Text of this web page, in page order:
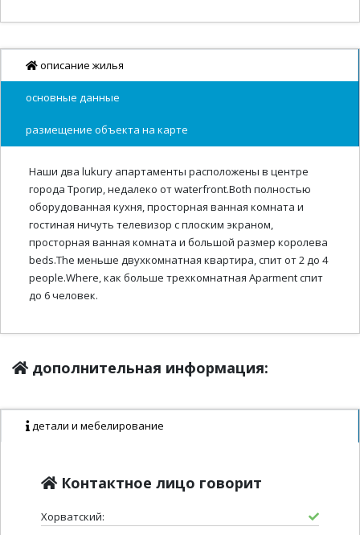
описание жилья
основные данные
размещение объекта на карте
Наши два lukury апартаменты расположены в центре
города Трогир, недалеко от waterfront.Both полностью
оборудованная кухня, просторная ванная комната и
гостиная ничуть телевизор с плоским экраном,
просторная ванная комната и большой размер королева
beds.The меньше двухкомнатная квартира, спит от 2 до 4
people.Where, как больше трехкомнатная Aparment спит
до 6 человек.
дополнительная информация:
детали и мебелирование
Контактное лицо говорит
Хорватский: